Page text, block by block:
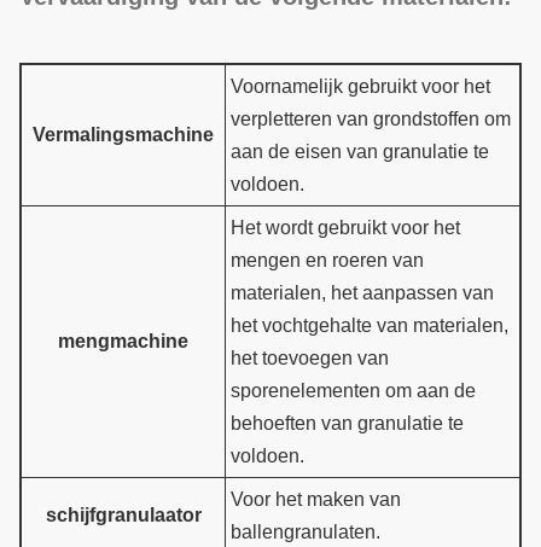
Vermalingsmachine
Voornamelijk gebruikt voor het
verpletteren van grondstoffen om
aan de eisen van granulatie te
voldoen.
mengmachine
Het wordt gebruikt voor het
mengen en roeren van
materialen, het aanpassen van
het vochtgehalte van materialen,
het toevoegen van
sporenelementen om aan de
behoeften van granulatie te
voldoen.
schijfgranulaator
Voor het maken van
ballengranulaten.